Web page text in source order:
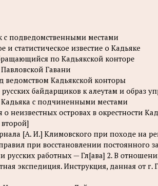
с подведомственными местами
и статистическое известие о Кадьяке
по Кадьякской конторе
Гавани
ведомством Кадьякской конторы
байдарщиков к алеутам и образ
с подчиненными местами
неизвестных островах в окрестности
[А. И.] Климовского при походе на
при восстановлении постоянного
русских работных — Гл[ава] 2. В
экспедиция. Инструкция, данная от г.